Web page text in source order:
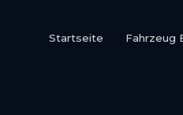
Startseite Fahrzeug